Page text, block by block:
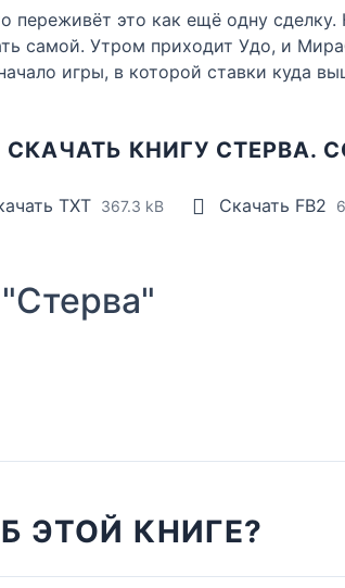
переживёт это как ещё одну
самой. Утром приходит Удо, и
игры, в которой ставки куда
СКАЧАТЬ КНИГУ СТЕРВА.
TXT 367.3 kB Скачать FB2
ЭТОЙ КНИГЕ?